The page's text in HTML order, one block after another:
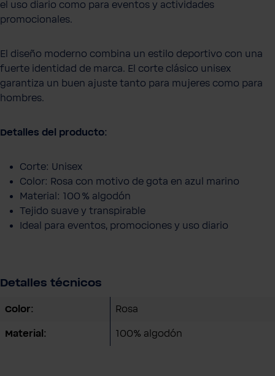
el uso diario como para eventos y actividades
promocionales.
El diseño moderno combina un estilo deportivo con una
fuerte identidad de marca. El corte clásico unisex
garantiza un buen ajuste tanto para mujeres como para
hombres.
Detalles del producto:
Corte: Unisex
Color: Rosa con motivo de gota en azul marino
Material: 100 % algodón
Tejido suave y transpirable
Ideal para eventos, promociones y uso diario
Detalles técnicos
Color: Rosa
Material: 100% algodón